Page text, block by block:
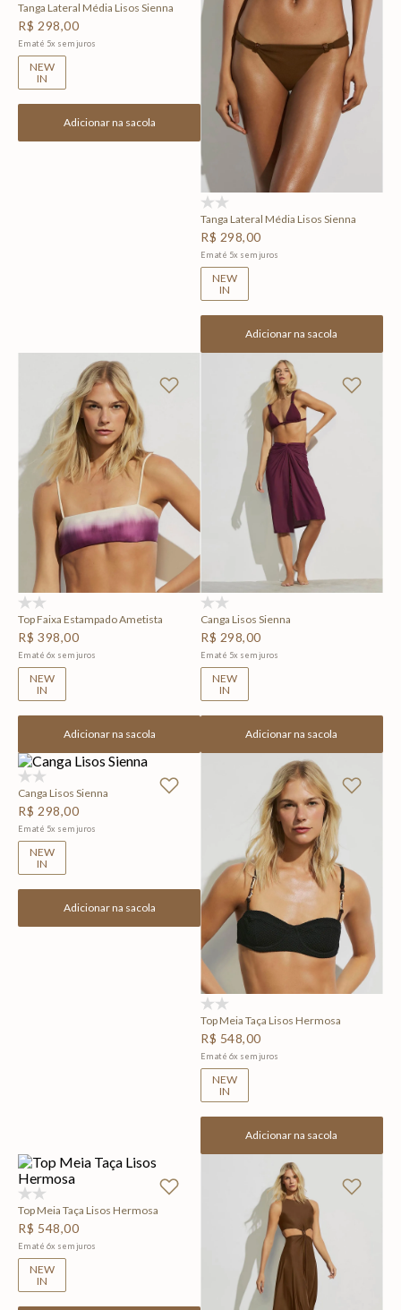
Tanga Lateral Média Lisos Sienna
R$ 298,00
Em até 5x sem juros
NEW
IN
Adicionar na sacola
Tanga Lateral Média Lisos Sienna
R$ 298,00
Em até 5x sem juros
NEW
IN
Adicionar na sacola
Top Faixa Estampado Ametista
R$ 398,00
Em até6x sem juros
NEW
IN
Adicionar na sacola
Canga Lisos Sienna
R$ 298,00
Em até 5x sem juros
NEW
IN
Adicionar na sacola
Canga Lisos Sienna
R$ 298,00
Em até 5x sem juros
NEW
IN
Adicionar na sacola
Top Meia Taça Lisos Hermosa
R$ 548,00
Em até 6x sem juros
NEW
IN
Adicionar na sacola
Top Meia Taça Lisos Hermosa
R$ 548,00
Em até6x sem juros
NEW
IN